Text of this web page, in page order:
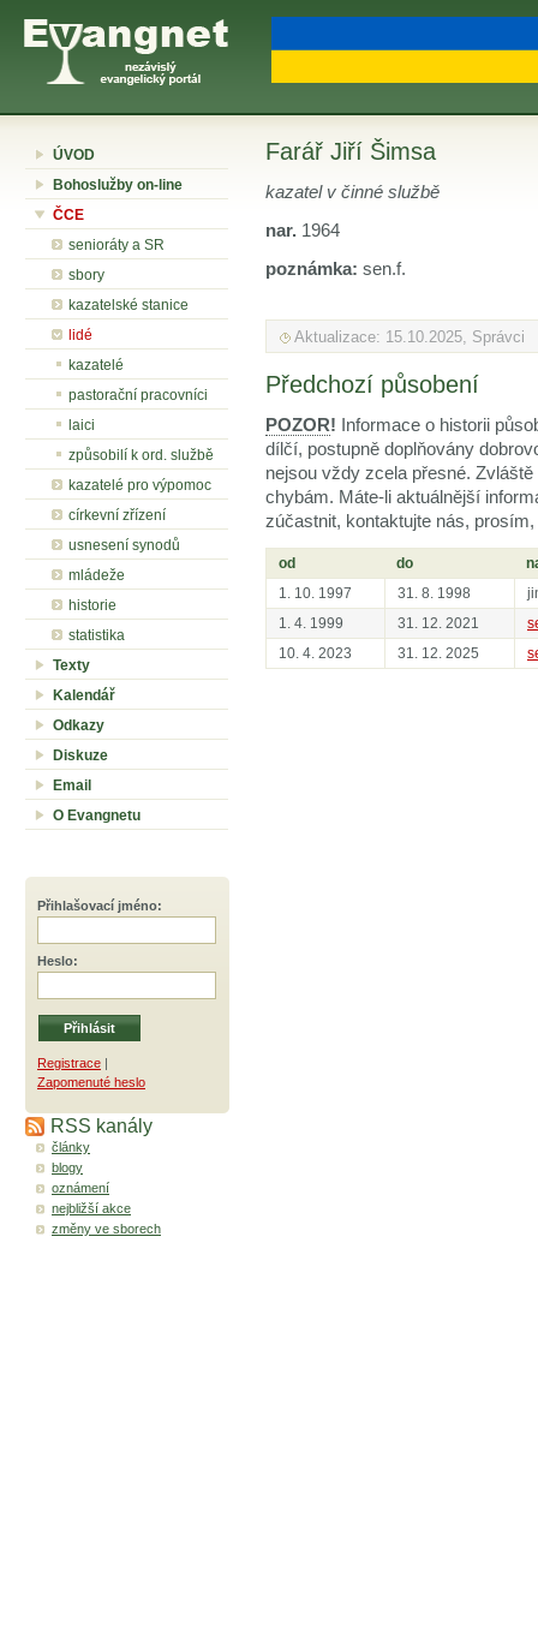
ÚVOD
Bohoslužby on-line
ČCE
senioráty a SR
sbory
kazatelské stanice
lidé
kazatelé
pastorační pracovníci
laici
způsobilí k ord. službě
kazatelé pro výpomoc
církevní zřízení
usnesení synodů
mládeže
historie
statistika
Texty
Kalendář
Odkazy
Diskuze
Email
O Evangnetu
Přihlašovací jméno:
Heslo:
Registrace |
Zapomenuté heslo
RSS kanály
články
blogy
oznámení
nejbližší akce
změny ve sborech
Farář Jiří Šimsa
kazatel v činné službě
nar. 1964
poznámka: sen.f.
Aktualizace: 15.10.2025, Správci
Předchozí působení
POZOR! Informace o historii
dílčí, postupně doplňovány
nejsou vždy zcela přesné.
chybám. Máte-li aktuálnější
zúčastnit, kontaktujte nás,
od do
1. 10. 1997
31. 8. 1998
1. 4. 1999
31. 12. 2021
10. 4. 2023
31. 12. 2025